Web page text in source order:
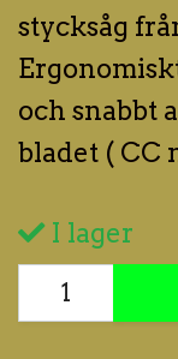
stycksåg
och snabbt
bladet ( CC
I lager